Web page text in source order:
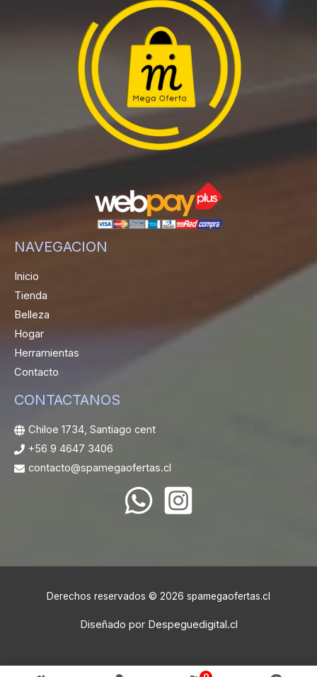
NAVEGACION
Inicio
Tienda
Belleza
Hogar
Herramientas
Contacto
CONTACTANOS
Chiloe 1734, Santiago cent
+56 9 4647 3406
contacto@spamegaofertas.cl
Derechos reservados © 2026 spamegaofertas.cl
Diseñado por Despeguedigital.cl